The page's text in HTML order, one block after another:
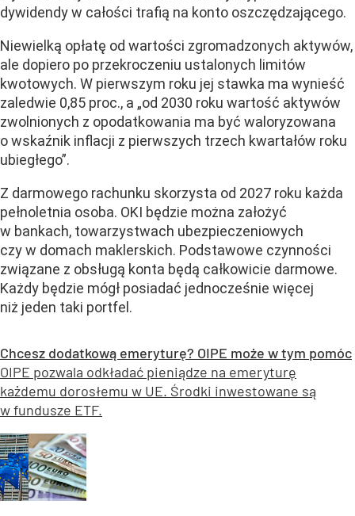
dywidendy w całości trafią na konto oszczędzającego.
Niewielką opłatę od wartości zgromadzonych aktywów,
ale dopiero po przekroczeniu ustalonych limitów
kwotowych. W pierwszym roku jej stawka ma wynieść
zaledwie 0,85 proc., a „od 2030 roku wartość aktywów
zwolnionych z opodatkowania ma być waloryzowana
o wskaźnik inflacji z pierwszych trzech kwartałów roku
ubiegłego”.
Z darmowego rachunku skorzysta od 2027 roku każda
pełnoletnia osoba. OKI będzie można założyć
w bankach, towarzystwach ubezpieczeniowych
czy w domach maklerskich. Podstawowe czynności
związane z obsługą konta będą całkowicie darmowe.
Każdy będzie mógł posiadać jednocześnie więcej
niż jeden taki portfel.
Chcesz dodatkową emeryturę? OIPE może w tym pomóc
OIPE pozwala odkładać pieniądze na emeryturę
każdemu dorosłemu w UE. Środki inwestowane są
w fundusze ETF.